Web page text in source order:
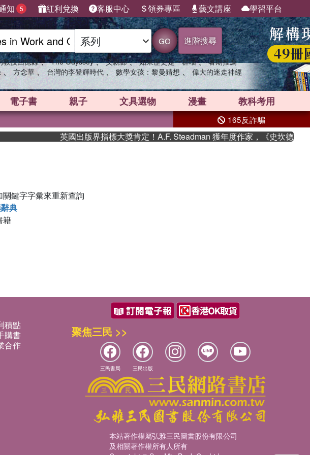
知 5 紅利兌換 客服中心 領券專區 藝文講座 學習平台
GO 進階搜尋
教授回憶錄 、 The Odyssey 、 父親節 、 如果歷史是一群喵 、 暑期推薦
、 方念華 、 台灣的李登輝時代 、 數學女孩：黎曼猜想 、 偉大的迷走神經
電子書 親子 文具選物 漫畫 教科考用
165反詐騙
英國出版界指標大獎肯定！A.F. Steadman 獲年度作家，《史坎德》系
鍵字字彙來重新查詢
典
籍
積點
購書
合作
聚焦三民 >>
三民書局 三民出版
本站著作權屬弘雅三民圖書股份有限公司
及相關著作權所有人所有